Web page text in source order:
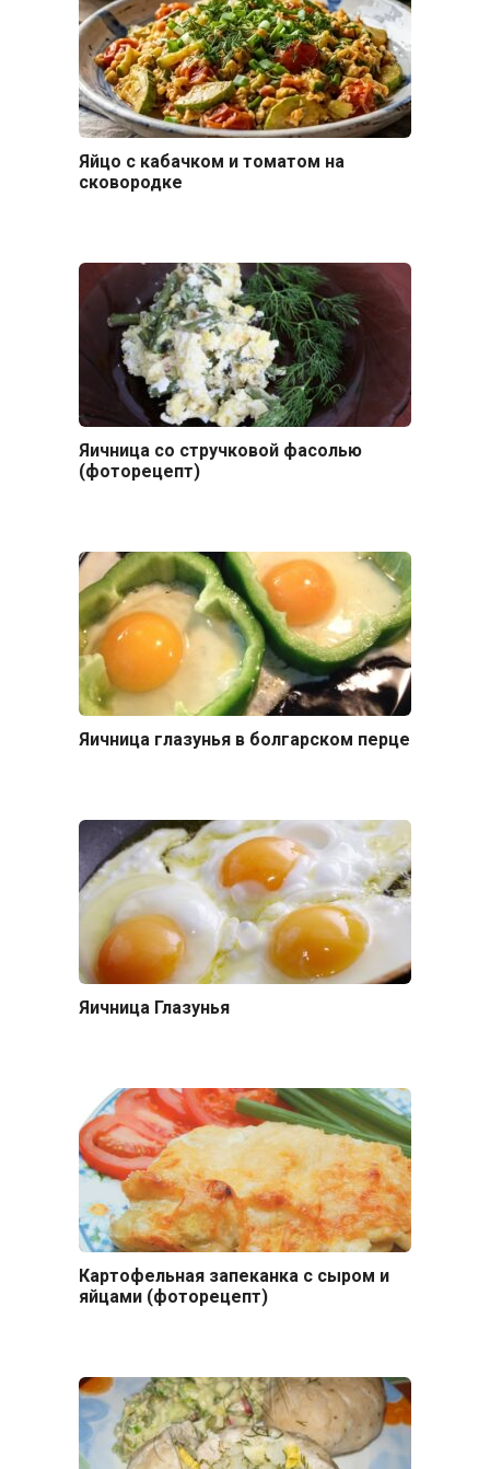
Яйцо с кабачком и томатом на
сковородке
Яичница со стручковой фасолью
(фоторецепт)
Яичница глазунья в болгарском перце
Яичница Глазунья
Картофельная запеканка с сыром и
яйцами (фоторецепт)